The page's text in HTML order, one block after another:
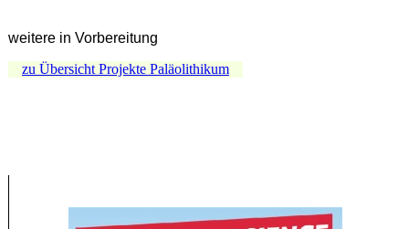
weitere in Vorbereitung
zu Übersicht Projekte Paläolithikum